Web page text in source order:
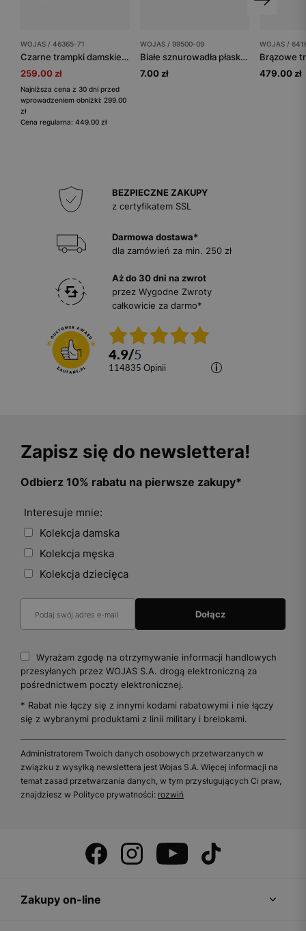
WOJAS / 46365-71
Czarne trampki damskie z łączonych skór zapinane na rzepy
259.00 zł
Najniższa cena z 30 dni przed
wprowadzeniem obniżki: 299.00
zł
Cena regularna: 449.00 zł
WOJAS / 99500-09
Białe sznurowadła płaskie 100 cm
7.00 zł
WOJAS /
479.00 zł
BEZPIECZNE ZAKUPY
z certyfikatem SSL
Darmowa dostawa*
dla zamówień za min. 250 zł
Aż do 30 dni na zwrot
przez Wygodne Zwroty
całkowicie za darmo*
4.9/5
114835 opinii
Zapisz się do newslettera!
Odbierz 10% rabatu na pierwsze zakupy*
Interesuje mnie:
Kolekcja damska
Kolekcja męska
Kolekcja dziecięca
Wyrażam zgodę na otrzymywanie informacji handlowych
przesyłanych przez WOJAS S.A. drogą elektroniczną za
pośrednictwem poczty elektronicznej.
* Rabat nie łączy się z innymi kodami rabatowymi i nie łączy
się z wybranymi produktami z linii military i brelokami.
Administratorem Twoich danych osobowych przetwarzanych w
związku z wysyłką newslettera jest Wojas S.A. Więcej informacji na
temat zasad przetwarzania danych, w tym przysługujących Ci praw,
znajdziesz w Polityce prywatności: rozwiń
Zakupy on-line